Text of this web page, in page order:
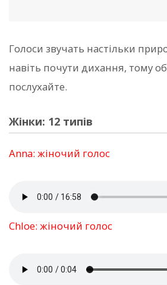
Голоси звучать настільки
навіть почути дихання, тому
послухайте.
Жінки: 12 типів
Anna: жіночий голос
Chloe: жіночий голос